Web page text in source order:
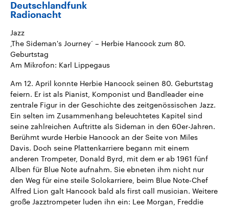
Deutschlandfunk
Radionacht
Jazz
,The Sideman's Journey‘ – Herbie Hancock zum 80.
Geburtstag
Am Mikrofon: Karl Lippegaus
Am 12. April konnte Herbie Hancock seinen 80. Geburtstag
feiern. Er ist als Pianist, Komponist und Bandleader eine
zentrale Figur in der Geschichte des zeitgenössischen Jazz.
Ein selten im Zusammenhang beleuchtetes Kapitel sind
seine zahlreichen Auftritte als Sideman in den 60er-Jahren.
Berühmt wurde Herbie Hancock an der Seite von Miles
Davis. Doch seine Plattenkarriere begann mit einem
anderen Trompeter, Donald Byrd, mit dem er ab 1961 fünf
Alben für Blue Note aufnahm. Sie ebneten ihm nicht nur
den Weg für eine steile Solokarriere, beim Blue Note-Chef
Alfred Lion galt Hancock bald als first call musician. Weitere
große Jazztrompeter luden ihn ein: Lee Morgan, Freddie